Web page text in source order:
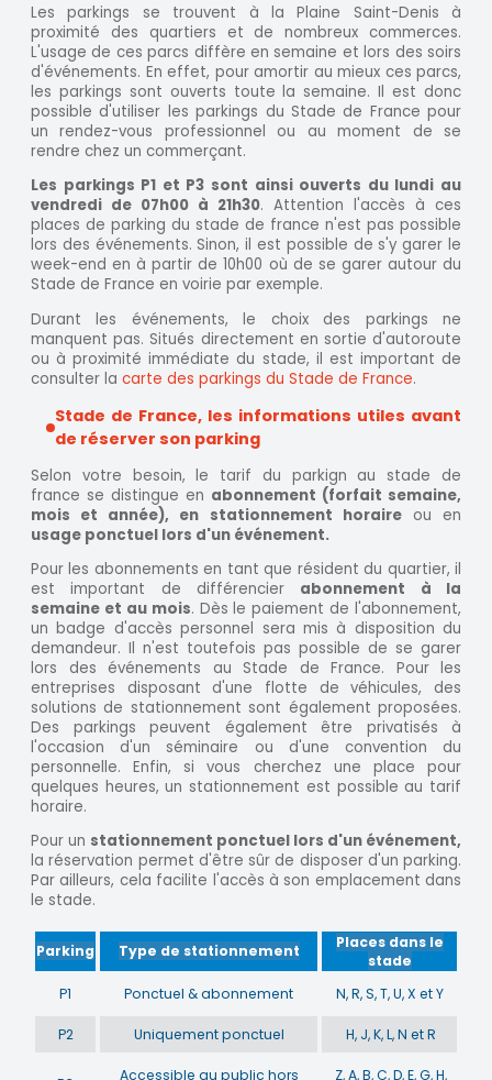
Les parkings se trouvent à la Plaine Saint-Denis à
proximité des quartiers et de nombreux commerces.
L'usage de ces parcs diffère en semaine et lors des soirs
d'événements. En effet, pour amortir au mieux ces parcs,
les parkings sont ouverts toute la semaine. Il est donc
possible d'utiliser les parkings du Stade de France pour
un rendez-vous professionnel ou au moment de se
rendre chez un commerçant.
Les parkings P1 et P3 sont ainsi ouverts du lundi au
vendredi de 07h00 à 21h30. Attention l'accès à ces
places de parking du stade de france n'est pas possible
lors des événements. Sinon, il est possible de s'y garer le
week-end en à partir de 10h00 où de se garer autour du
Stade de France en voirie par exemple.
Durant les événements, le choix des parkings ne
manquent pas. Situés directement en sortie d'autoroute
ou à proximité immédiate du stade, il est important de
consulter la carte des parkings du Stade de France.
Stade de France, les informations utiles avant
de réserver son parking
Selon votre besoin, le tarif du parkign au stade de
france se distingue en abonnement (forfait semaine,
mois et année), en stationnement horaireou en
usage ponctuel lors d'un événement.
Pour les abonnements en tant que résident du quartier, il
est important de différencier abonnement à la
semaine et au mois. Dès le paiement de l'abonnement,
un badge d'accès personnel sera mis à disposition du
demandeur. Il n'est toutefois pas possible de se garer
lors des événements au Stade de France. Pour les
entreprises disposant d'une flotte de véhicules, des
solutions de stationnement sont également proposées.
Des parkings peuvent également être privatisés à
l'occasion d'un séminaire ou d'une convention du
personnelle. Enfin, si vous cherchez une place pour
quelques heures, un stationnement est possible au tarif
horaire.
Pour un stationnement ponctuel lors d'un événement,
la réservation permet d'être sûr de disposer d'un parking.
Par ailleurs, cela facilite l'accès à son emplacement dans
le stade.
Parking Type de stationnement
Places dans le
stade
P1
Ponctuel & abonnement N, R, S, T, U, X et Y
P2 Uniquement ponctuel H, J, K, L, N et R
Accessible au public hors Z, A, B, C, D, E, G, H,